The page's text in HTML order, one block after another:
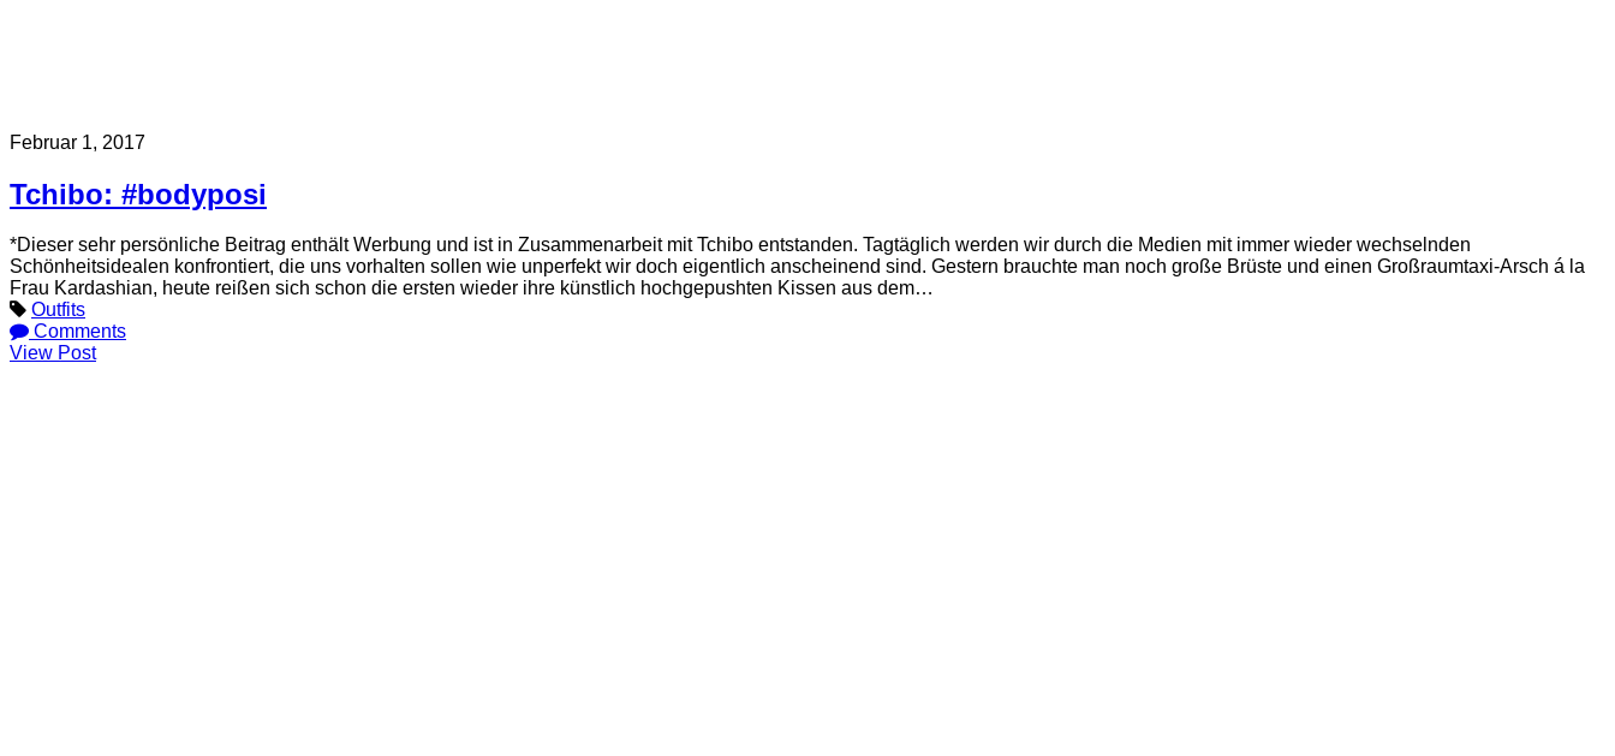
Februar 1, 2017
Tchibo: #bodyposi
*Dieser sehr persönliche Beitrag enthält Werbung und ist in Zusammenarbeit mit Tchibo entstanden. Tagtäglich werden wir durch die Medien mit immer wieder wechselnden
Schönheitsidealen konfrontiert, die uns vorhalten sollen wie unperfekt wir doch eigentlich anscheinend sind. Gestern brauchte man noch große Brüste und einen Großraumtaxi-Arsch á la
Frau Kardashian, heute reißen sich schon die ersten wieder ihre künstlich hochgepushten Kissen aus dem…
Outfits
Comments
View Post